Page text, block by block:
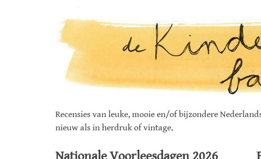
Recensies van leuke, mooie en/of bijzondere
nieuw als in herdruk of vintage.
Nationale Voorleesdagen 2026